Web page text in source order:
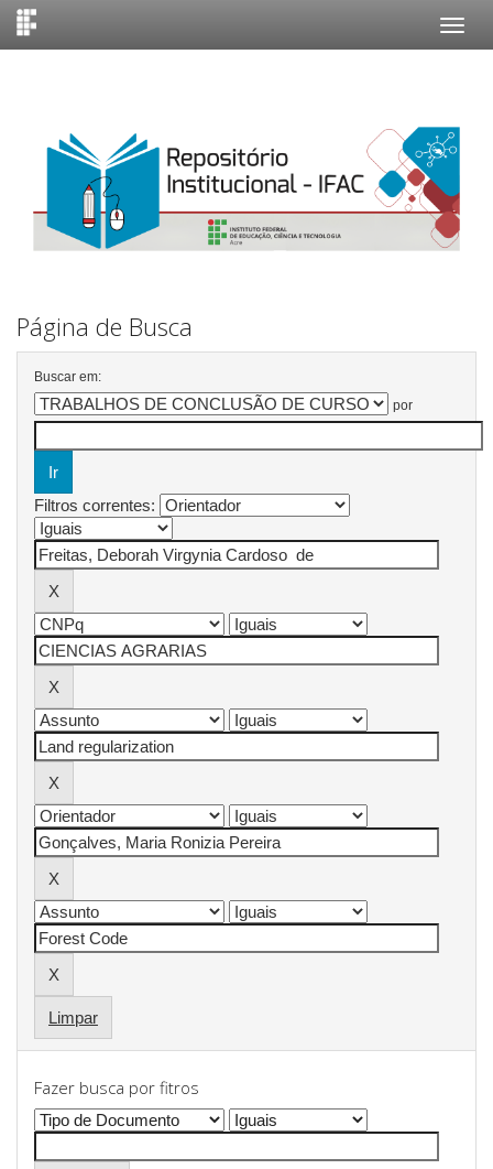
Página de Busca
Buscar em:
por
Filtros correntes:
Limpar
Fazer busca por fitros